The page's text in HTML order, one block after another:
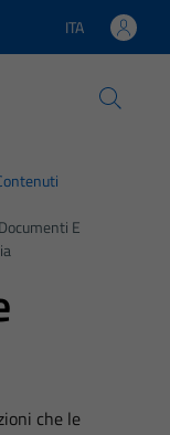
Lingua attiva:
ITA
E
che le